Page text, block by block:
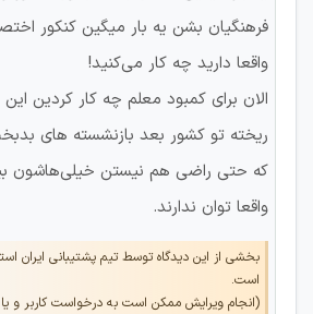
فرهنگیان بشن یه بار میگین کنکور
واقعا دارید چه کار می‌کنید!
الان برای کمبود معلم چه کار کردین
ریخته تو کشور بعد بازنشسته های
که حتی راضی هم نیستن خیلی‌هاشون
واقعا توان ندارند.
بخشی از این دیدگاه توسط تیم پشتیبانی ایران
است.
(انجام ویرایش ممکن است به درخواست کاربر و یا